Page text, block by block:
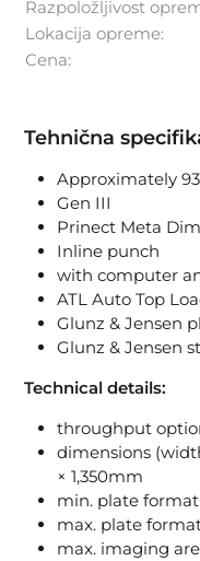
Razpoložljivost
Lokacija opreme:
Cena:
Tehnična
Approximately
Gen III
Prinect Meta
Inline punch
with computer
ATL Auto Top
Glunz & Jensen
Glunz & Jensen
Technical details:
throughput
dimensions
× 1,350mm
min. plate
max. plate
max. imaging